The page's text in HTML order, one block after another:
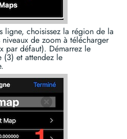
ligne, choisissez la région de la
de zoom à télécharger
par défaut). Démarrez le
(3) et attendez le